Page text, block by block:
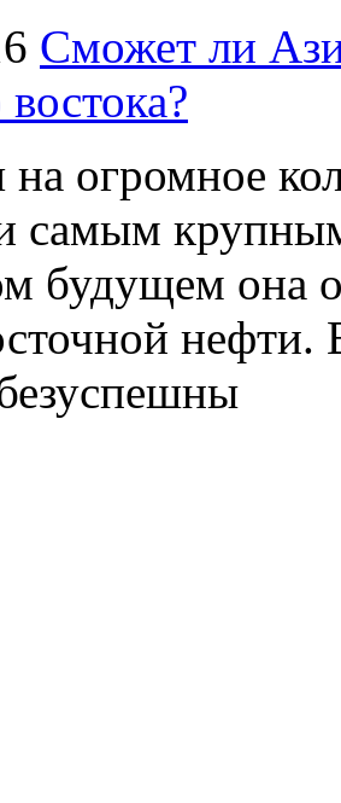
Сможет ли
огромное
самым
будущем она
нефти.